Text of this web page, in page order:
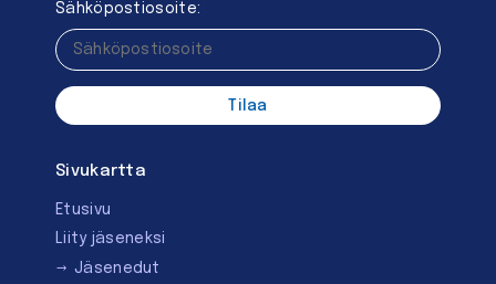
Sähköpostiosoite:
Sivukartta
Etusivu
Liity jäseneksi
Jäsenedut